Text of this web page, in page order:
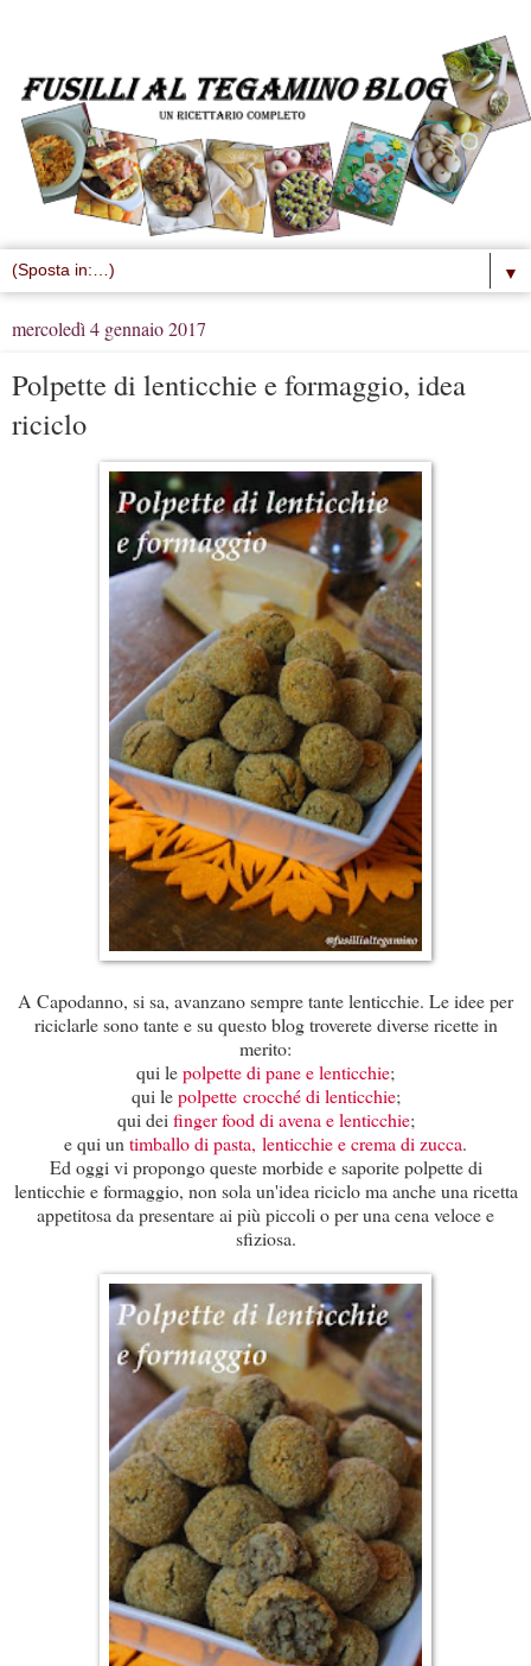
▼
mercoledì 4 gennaio 2017
Polpette di lenticchie e formaggio, idea
riciclo
A Capodanno, si sa, avanzano sempre tante lenticchie. Le idee per
riciclarle sono tante e su questo blog troverete diverse ricette in
merito:
qui lepolpette di pane e lenticchie;
qui lepolpette crocché di lenticchie;
qui dei finger food di avena e lenticchie;
e qui un timballo di pasta, lenticchie e crema di zucca.
Ed oggi vi propongo queste morbide e saporite polpette di
lenticchie e formaggio, non sola un'idea riciclo ma anche una ricetta
appetitosa da presentare ai più piccoli o per una cena veloce e
sfiziosa.